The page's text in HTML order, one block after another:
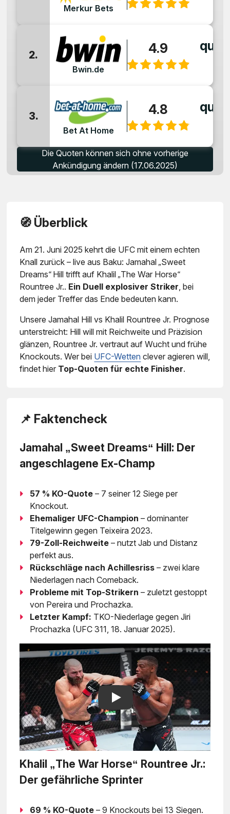
Merkur Bets
2.
Bwin.de
4.9
3.
Bet At Home
4.8
Die Quoten können sich ohne vorherige
Ankündigung ändern (17.06.2025)
🧭 Überblick
Am 21. Juni 2025 kehrt die UFC mit einem echten
Knall zurück – live aus Baku:Jamahal „Sweet
Dreams“ Hill trifft auf Khalil „The War Horse“
Rountree Jr.. Ein Duell explosiver Striker, bei
dem jeder Treffer das Ende bedeuten kann.
UnsereJamahal Hill vs Khalil Rountree Jr. Prognose
unterstreicht: Hill will mit Reichweite und Präzision
glänzen, Rountree Jr. vertraut auf Wucht und frühe
Knockouts. Wer bei UFC-Wetten clever agieren will,
findet hier Top-Quoten für echte Finisher.
📌 Faktencheck
Jamahal „Sweet Dreams“ Hill: Der
angeschlagene Ex-Champ
57 % KO-Quote – 7 seiner 12 Siege per
Knockout.
Ehemaliger UFC-Champion – dominanter
Titelgewinn gegen Teixeira 2023.
79-Zoll-Reichweite – nutzt Jab und Distanz
perfekt aus.
Rückschläge nach Achillesriss – zwei klare
Niederlagen nach Comeback.
Probleme mit Top-Strikern – zuletzt gestoppt
von Pereira und Prochazka.
Letzter Kampf: TKO-Niederlage gegen Jiri
Prochazka (UFC 311, 18. Januar 2025).
Play
Khalil „The War Horse“ Rountree Jr.:
Der gefährliche Sprinter
69 % KO-Quote – 9 Knockouts bei 13 Siegen.